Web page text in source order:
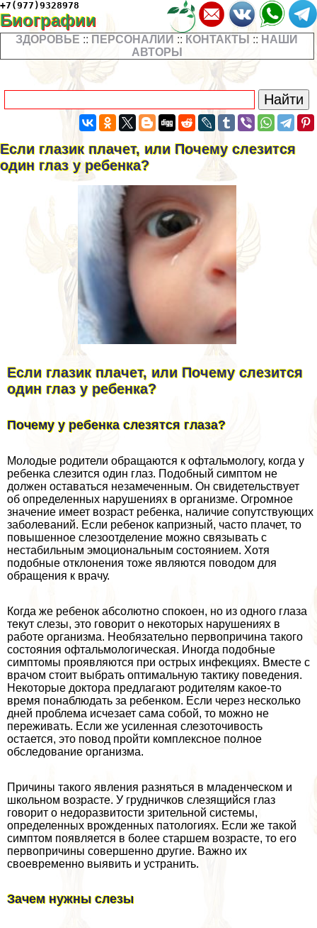
+7(977)9328978
Биографии
ЗДОРОВЬЕ :: ПЕРСОНАЛИИ :: КОНТАКТЫ :: НАШИ
АВТОРЫ
Если глазик плачет, или Почему слезится
один глаз у ребенка?
Если глазик плачет, или Почему слезится
один глаз у ребенка?
Почему у ребенка слезятся глаза?
Молодые родители обращаются к офтальмологу, когда у
ребенка слезится один глаз. Подобный симптом не
должен оставаться незамеченным. Он свидетельствует
об определенных нарушениях в организме. Огромное
значение имеет возраст ребенка, наличие сопутствующих
заболеваний. Если ребенок капризный, часто плачет, то
повышенное слезоотделение можно связывать с
нестабильным эмоциональным состоянием. Хотя
подобные отклонения тоже являются поводом для
обращения к врачу.
Когда же ребенок абсолютно спокоен, но из одного глаза
текут слезы, это говорит о некоторых нарушениях в
работе организма. Необязательно первопричина такого
состояния офтальмологическая. Иногда подобные
симптомы проявляются при острых инфекциях. Вместе с
врачом стоит выбрать оптимальную тактику поведения.
Некоторые доктора предлагают родителям какое-то
время понаблюдать за ребенком. Если через несколько
дней проблема исчезает сама собой, то можно не
переживать. Если же усиленная слезоточивость
остается, это повод пройти комплексное полное
обследование организма.
Причины такого явления разняться в младенческом и
школьном возрасте. У грудничков слезящийся глаз
говорит о недоразвитости зрительной системы,
определенных врожденных патологиях. Если же такой
симптом появляется в более старшем возрасте, то его
первопричины совершенно другие. Важно их
своевременно выявить и устранить.
Зачем нужны слезы